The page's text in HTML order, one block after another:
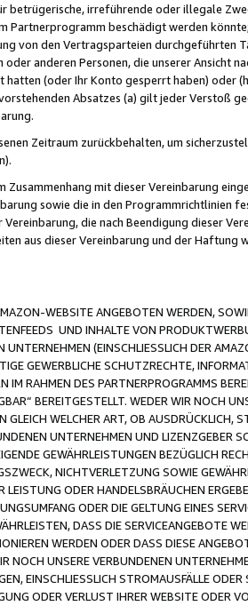
betrügerische, irreführende oder illegale
Partnerprogramm beschädigt werden
von den Vertragsparteien durchgeführten
anderen Personen, die unserer Ansicht
(oder Ihr Konto gesperrt haben) oder
Absatzes (a) gilt jeder Verstoß
Zeitraum zurückbehalten, um
mit dieser Vereinbarung
sowie die in den Programmrichtlinien
die nach Beendigung dieser
aus dieser Vereinbarung und der Haftung
WEBSITE ANGEBOTEN WERDEN,
UND INHALTE VON
(EINSCHLIESSLICH DER
GEWERBLICHE SCHUTZRECHTE,
RAHMEN DES PARTNERPROGRAMMS
BEREITGESTELLT. WEDER WIR NOCH
WELCHER ART, OB AUSDRÜCKLICH,
UNTERNEHMEN UND LIZENZGEBER
GEWÄHRLEISTUNGEN BEZÜGLICH
NICHTVERLETZUNG SOWIE
ODER HANDELSBRÄUCHEN
ODER DIE GELTUNG EINES
DASS DIE SERVICEANGEBOTE
WERDEN ODER DASS DIESE
NOCH UNSERE VERBUNDENEN
EINSCHLIESSLICH STROMAUSFÄLLE
ODER VERLUST IHRER WEBSITE ODER